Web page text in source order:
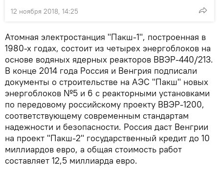
12 ноября 2018, 14:25
Атомная электростанция "Пакш-1", построенная в
1980-х годах, состоит из четырех энергоблоков на
основе водяных ядерных реакторов ВВЭР-440/213.
В конце 2014 года Россия и Венгрия подписали
документы о строительстве на АЭС "Пакш" новых
энергоблоков №5 и 6 с реакторными установками
по передовому российскому проекту ВВЭР-1200,
соответствующему современным стандартам
надежности и безопасности. Россия даст Венгрии
на проект "Пакш-2" государственный кредит до 10
миллиардов евро, а общая стоимость работ
составляет 12,5 миллиарда евро.